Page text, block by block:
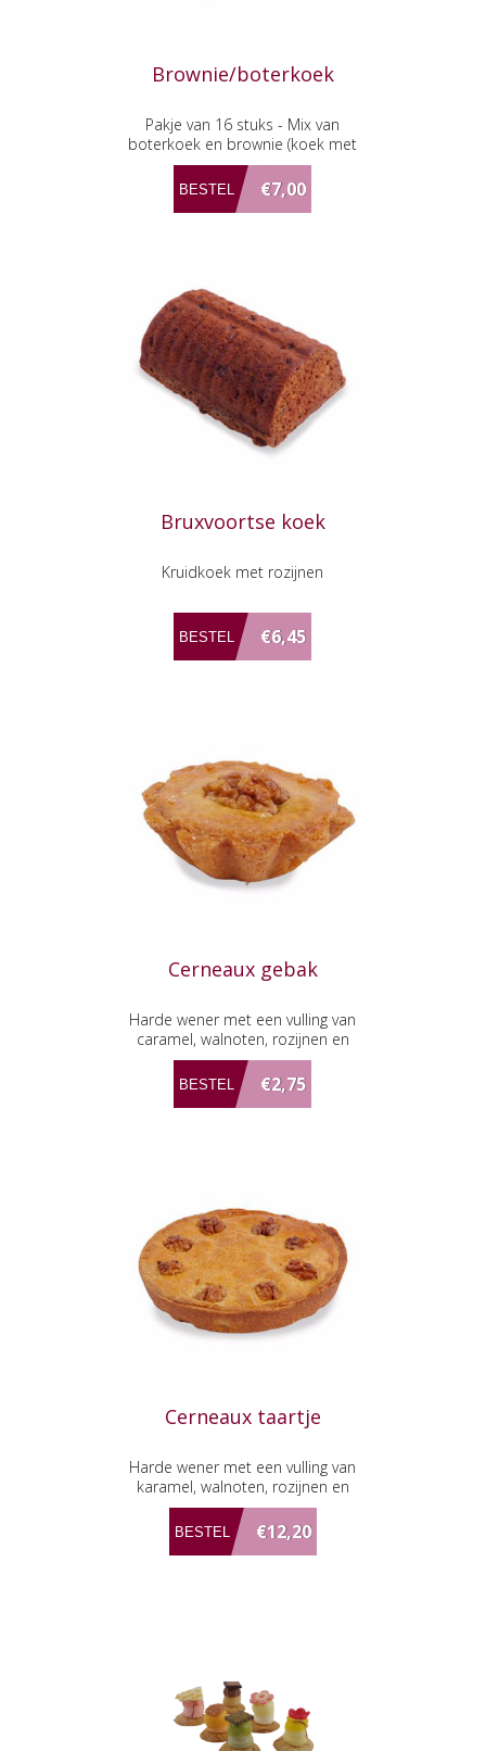
Brownie/boterkoek
Pakje van 16 stuks - Mix van
boterkoek en brownie (koek met
chocolade en stukjes pecannoot)
€7,00
Bruxvoortse koek
Kruidkoek met rozijnen
€6,45
Cerneaux gebak
Harde wener met een vulling van
caramel, walnoten, rozijnen en
amandelspijs
€2,75
Cerneaux taartje
Harde wener met een vulling van
karamel, walnoten, rozijnen en
amandelspijs
€12,20